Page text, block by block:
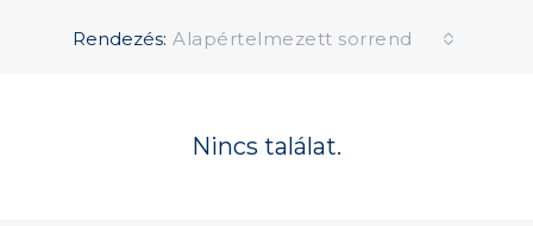
Rendezés: Alapértelmezett sorrend
Nincs találat.